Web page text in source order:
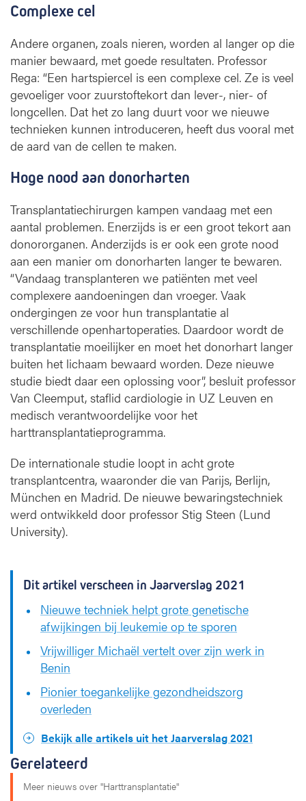
i
n
g
s
t
e
c
k
Complexe cel
Andere organen, zoals nieren, worden al langer op die
manier bewaard, met goede resultaten. Professor
Rega: “Een hartspiercel is een complexe cel. Ze is veel
gevoeliger voor zuurstoftekort dan lever-, nier- of
longcellen. Dat het zo lang duurt voor we nieuwe
technieken kunnen introduceren, heeft dus vooral met
de aard van de cellen te maken.
Hoge nood aan donorharten
Transplantatiechirurgen kampen vandaag met een
aantal problemen. Enerzijds is er een groot tekort aan
donororganen. Anderzijds is er ook een grote nood
aan een manier om donorharten langer te bewaren.
“Vandaag transplanteren we patiënten met veel
complexere aandoeningen dan vroeger. Vaak
ondergingen ze voor hun transplantatie al
verschillende openhartoperaties. Daardoor wordt de
transplantatie moeilijker en moet het donorhart langer
buiten het lichaam bewaard worden. Deze nieuwe
studie biedt daar een oplossing voor”, besluit professor
Van Cleemput, staflid cardiologie in UZ Leuven en
medisch verantwoordelijke voor het
harttransplantatieprogramma.
De internationale studie loopt in acht grote
transplantcentra, waaronder die van Parijs, Berlijn,
München en Madrid. De nieuwe bewaringstechniek
werd ontwikkeld door professor Stig Steen (Lund
University).
Dit artikel verscheen in Jaarverslag 2021
Nieuwe techniek helpt grote genetische
afwijkingen bij leukemie op te sporen
Vrijwilliger Michaël vertelt over zijn werk in
Benin
Pionier toegankelijke gezondheidszorg
overleden
Bekijk alle artikels uit het Jaarverslag 2021
Gerelateerd
Meer nieuws over "Harttransplantatie"